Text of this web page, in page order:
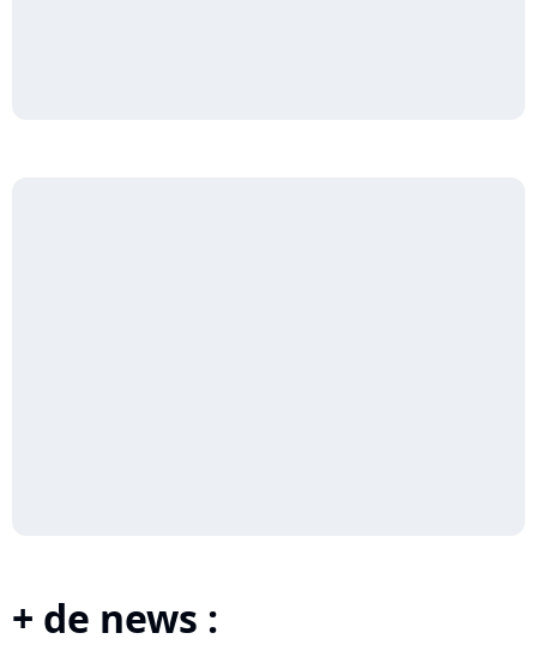
+ de news :